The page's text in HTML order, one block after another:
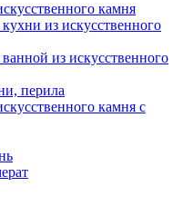
камня
из искусственного
из искусственного
перила
камня с